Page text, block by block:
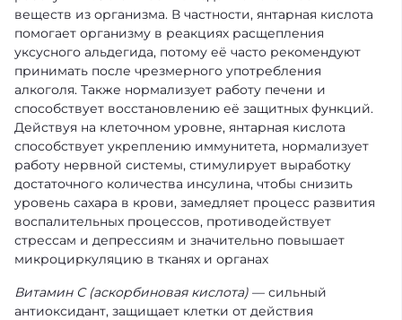
веществ из организма. В частности, янтарная кислота
помогает организму в реакциях расщепления
уксусного альдегида, потому её часто рекомендуют
принимать после чрезмерного употребления
алкоголя. Также нормализует работу печени и
способствует восстановлению её защитных функций.
Действуя на клеточном уровне, янтарная кислота
способствует укреплению иммунитета, нормализует
работу нервной системы, стимулирует выработку
достаточного количества инсулина, чтобы снизить
уровень сахара в крови, замедляет процесс развития
воспалительных процессов, противодействует
стрессам и депрессиям и значительно повышает
микроциркуляцию в тканях и органах
Витамин С (аскорбиновая кислота) — сильный
антиоксидант, защищает клетки от действия